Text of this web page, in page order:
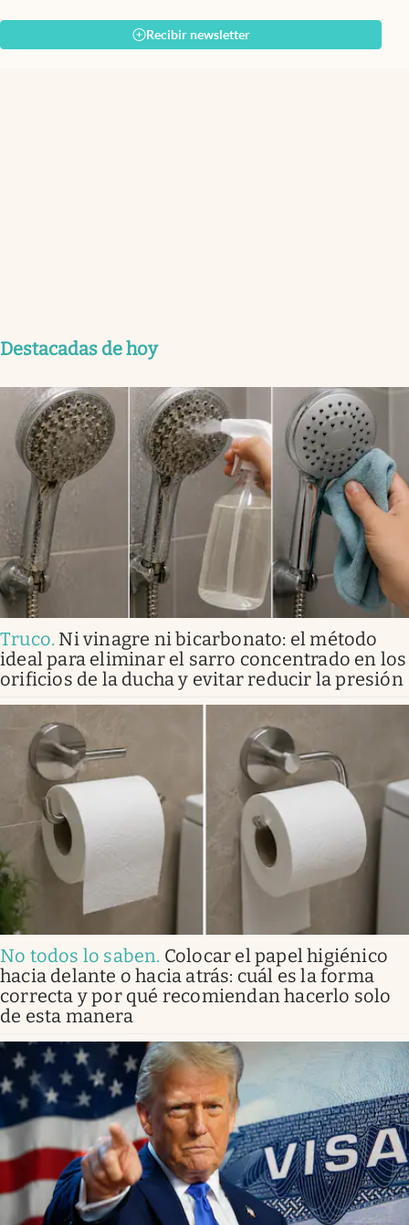
Recibir newsletter
Destacadas de hoy
Truco. Ni vinagre ni bicarbonato: el método
ideal para eliminar el sarro concentrado en los
orificios de la ducha y evitar reducir la presión
No todos lo saben. Colocar el papel higiénico
hacia delante o hacia atrás: cuál es la forma
correcta y por qué recomiendan hacerlo solo
de esta manera